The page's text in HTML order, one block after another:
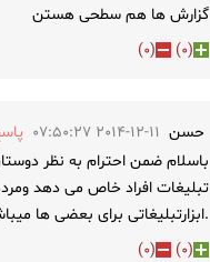
گزارش ها هم سطحی هستن
(
0
)
(
0
)
حسن 2014-12-11 07:50:27
باسلام ضمن احترام به نظر
تبلیغات افراد خاص می دهد
.ابزارتبلیغاتی برای بعضی ها
(
0
)
(
0
)